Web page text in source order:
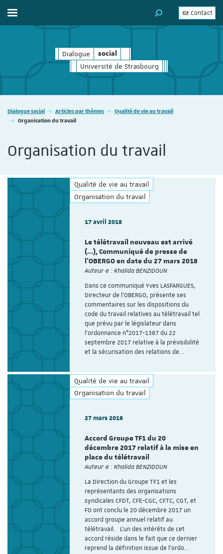
Dialogue social
social
Université de Strasbourg
Afficher / masquer le menu MOTEUR DE
Contact
Vous êtes ici :
Dialogue social Articles par thèmes
Qualité de vie au travail
Organisation du travail
Organisation du travail
Qualité de vie au travail
Organisation du travail
17 avril 2018
Le télétravail nouveau est arrivé
(…), Communiqué de presse de
l’OBERGO en date du 27 mars 2018
Auteur·e : Khalida BENZIDOUN
Dans ce communiqué Yves LASFARGUES,
Directeur de l’OBERGO, présente ses
commentaires sur les dispositions du
code du travail relatives au télétravail tel
que prévu par le législateur dans
l’ordonnance n°2017-1387 du 22
septembre 2017 relative à la prévisibilité
et la sécurisation des relations de…
Qualité de vie au travail
Organisation du travail
27 mars 2018
Accord Groupe TF1 du 20
décembre 2017 relatif à la mise en
place du télétravail
Auteur·e : Khalida BENZIDOUN
La Direction du Groupe TF1 et les
représentants des organisations
syndicales CFDT, CFE-CGC, CFTC, CGT, et
FO ont conclu le 20 décembre 2017 un
accord groupe annuel relatif au
télétravail. L’un des intérêts de cet
accord réside dans le fait que ce dernier
reprend la définition issue de l’ordo…